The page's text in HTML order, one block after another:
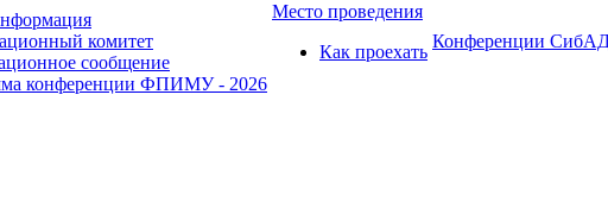
комитет
сообщение
конференции ФПИМУ - 2026
Место проведения
Как проехать
Конференции